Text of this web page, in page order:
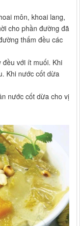
môn, khoai lang,
cho phần đường đã
thấm đều các
với ít muối. Khi
Khi nước cốt dừa
nước cốt dừa cho vị